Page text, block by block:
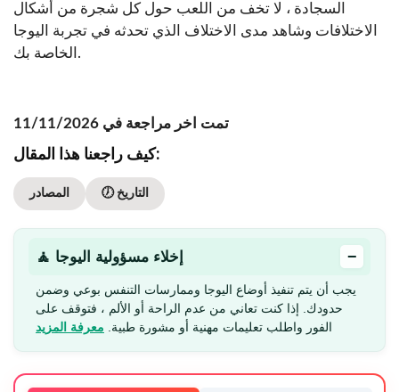
السجادة ، لا تخف من اللعب حول كل شجرة من أشكال
الاختلافات وشاهد مدى الاختلاف الذي تحدثه في تجربة اليوجا
الخاصة بك.
تمت اخر مراجعة في 11/11/2026
كيف راجعنا هذا المقال:
المصادر 🕖 التاريخ
🧘 إخلاء مسؤولية اليوجا −
يجب أن يتم تنفيذ أوضاع اليوجا وممارسات التنفس بوعي وضمن
حدودك. إذا كنت تعاني من عدم الراحة أو الألم ، فتوقف على
الفور واطلب تعليمات مهنية أو مشورة طبية. معرفة المزيد